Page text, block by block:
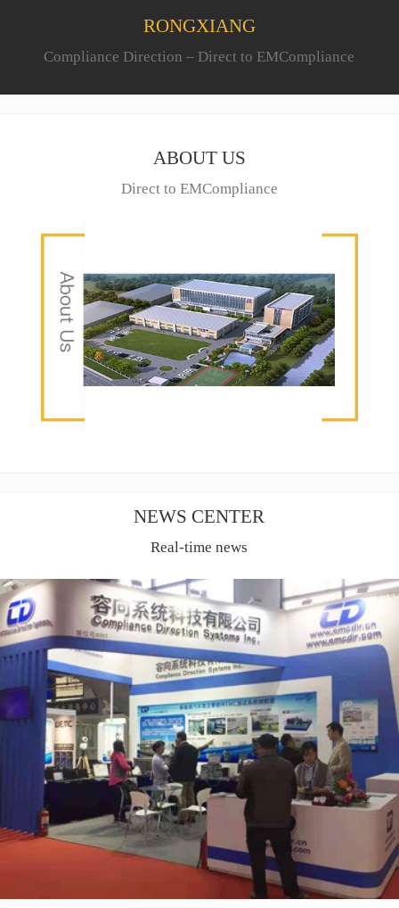
RONGXIANG
Compliance Direction – Direct to EMCompliance
ABOUT US
Direct to EMCompliance
NEWS CENTER
Real-time news